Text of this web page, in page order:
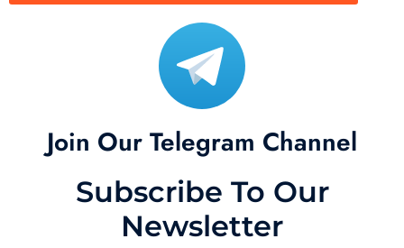
Join Our Telegram Channel
Subscribe To Our
Newsletter